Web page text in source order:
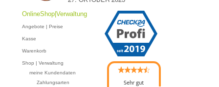
OnlineShop|Verwaltung
Angebote | Preise
Kasse
Warenkorb
Shop | Verwaltung
meine Kundendaten
Zahlungsarten
Sehr gut